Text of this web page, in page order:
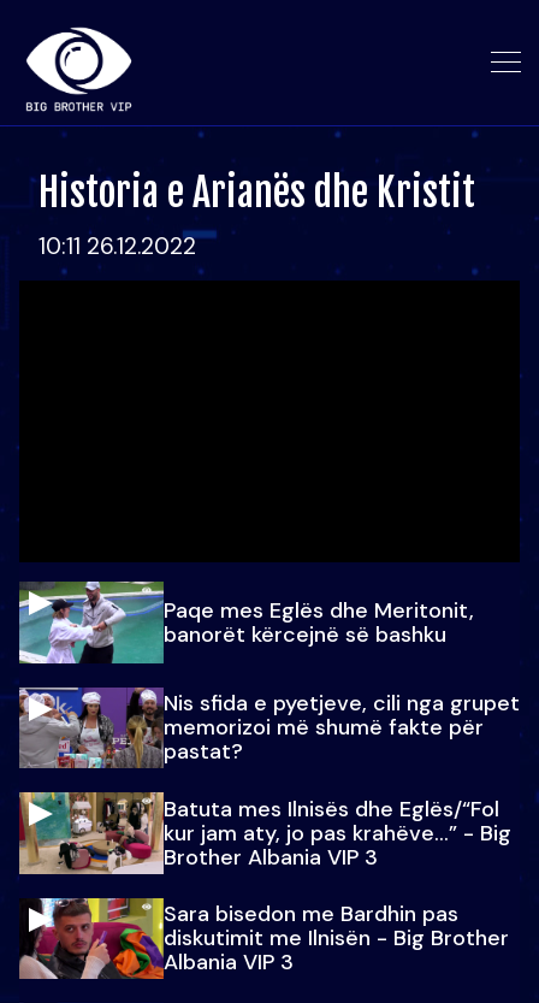
Historia e Arianës dhe Kristit
10:11 26.12.2022
Paqe mes Eglës dhe Meritonit,
banorët kërcejnë së bashku
Nis sfida e pyetjeve, cili nga grupet
memorizoi më shumë fakte për
pastat?
Batuta mes Ilnisës dhe Eglës/“Fol
kur jam aty, jo pas krahëve…” - Big
Brother Albania VIP 3
Sara bisedon me Bardhin pas
diskutimit me Ilnisën - Big Brother
Albania VIP 3